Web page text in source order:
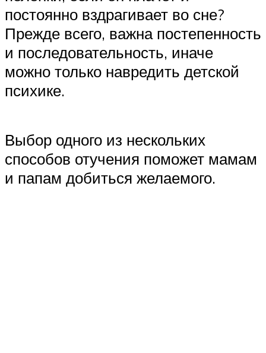
постоянно вздрагивает во сне?
Прежде всего, важна постепенность
и последовательность, иначе
можно только навредить детской
психике.
Выбор одного из нескольких
способов отучения поможет мамам
и папам добиться желаемого.